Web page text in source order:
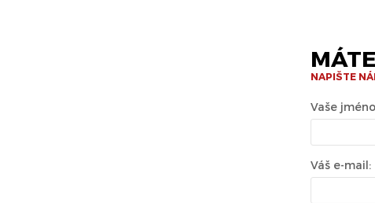
NAPIŠTE
Vaše
Váš e-mail: